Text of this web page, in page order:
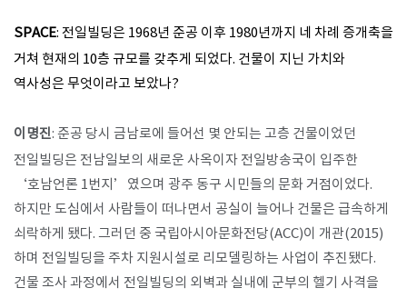
SPACE: 전일빌딩은 1968년 준공 이후 1980년까지 네 차례 증개축을
거쳐 현재의 10층 규모를 갖추게 되었다. 건물이 지닌 가치와
역사성은 무엇이라고 보았나?
이명진: 준공 당시 금남로에 들어선 몇 안되는 고층 건물이었던
전일빌딩은 전남일보의 새로운 사옥이자 전일방송국이 입주한
‘호남언론 1번지’였으며 광주 동구 시민들의 문화 거점이었다.
하지만 도심에서 사람들이 떠나면서 공실이 늘어나 건물은 급속하게
쇠락하게 됐다. 그러던 중 국립아시아문화전당(ACC)이 개관(2015)
하며 전일빌딩을 주차 지원시설로 리모델링하는 사업이 추진됐다.
건물 조사 과정에서 전일빌딩의 외벽과 실내에 군부의 헬기 사격을